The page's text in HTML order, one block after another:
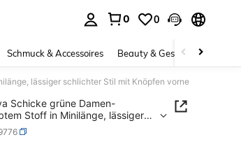
0 0
Schmuck & Accessoires Beauty & Gesundheit
lässiger schlichter Stil mit Knöpfen vorne
Schicke grüne Damen-
Stoff in Minilänge, lässiger
vorne